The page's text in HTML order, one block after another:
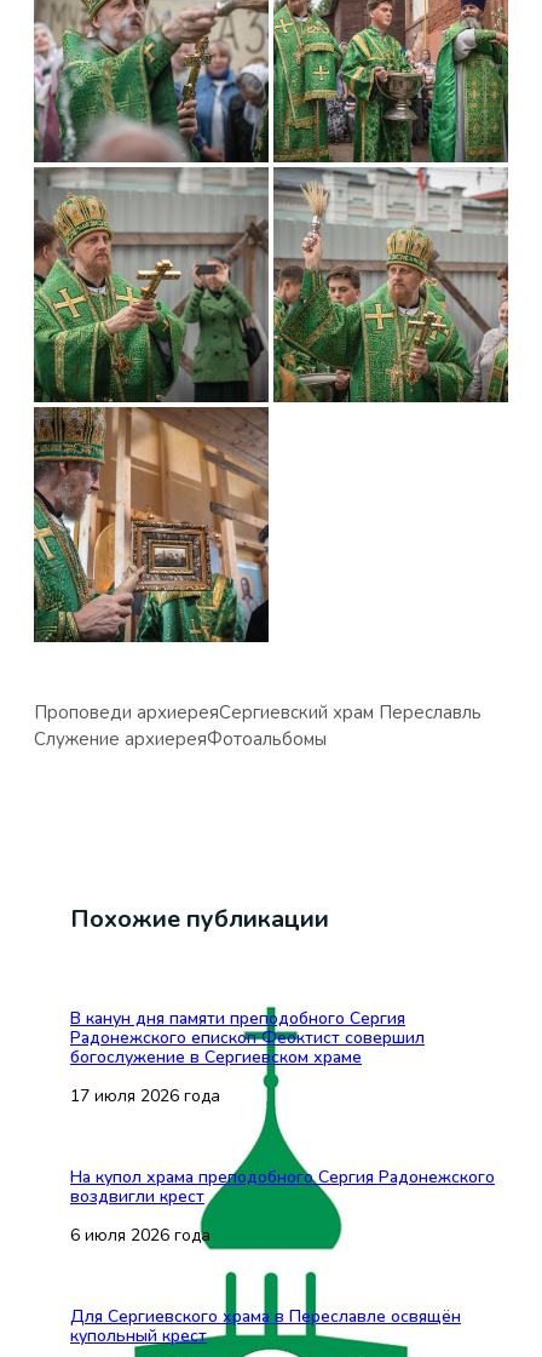
Проповеди архиереяСергиевский храм Переславль
Служение архиереяФотоальбомы
Похожие публикации
В канун дня памяти преподобного Сергия
Радонежского епископ Феоктист совершил
богослужение в Сергиевском храме
17 июля 2026 года
На купол храма преподобного Сергия Радонежского
воздвигли крест
6 июля 2026 года
Для Сергиевского храма в Переславле освящён
купольный крест